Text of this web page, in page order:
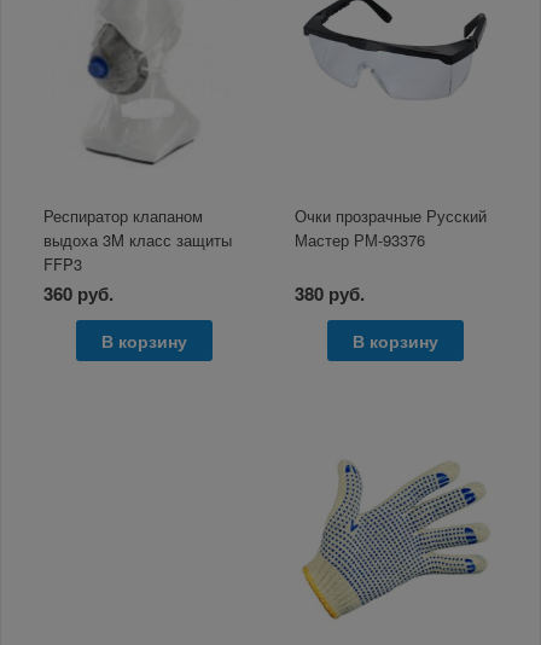
Респиратор клапаном
выдоха 3M класс защиты
FFP3
360 руб.
В корзину
Очки прозрачные Русский
Мастер РМ-93376
380 руб.
В корзину